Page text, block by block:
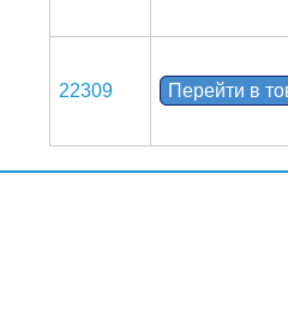
22309 Перейти в